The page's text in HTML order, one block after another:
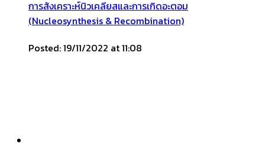
การสังเคราะห์นิวเคลียสและการเกิดอะตอม
(Nucleosynthesis & Recombination)
Posted: 19/11/2022 at 11:08